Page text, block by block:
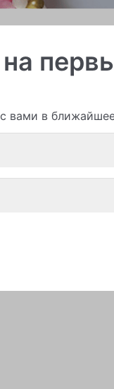
вами в